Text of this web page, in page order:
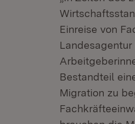
Einreise von
Bestandteil
Migration zu